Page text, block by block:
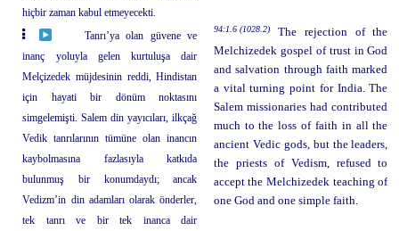
hiçbir zaman kabul etmeyecekti.
Tanrı’ya olan güvene ve
inanç yoluyla gelen kurtuluşa dair
Melçizedek müjdesinin reddi, Hindistan
için hayati bir dönüm noktasını
simgelemişti. Salem din yayıcıları, ilkçağ
Vedik tanrılarının tümüne olan inancın
kaybolmasına fazlasıyla katkıda
bulunmuş bir konumdaydı; ancak
Vedizm’in din adamları olarak önderler,
tek tanrı ve bir tek inanca dair
94:1.6 (1028.2)
The rejection of the
Melchizedek gospel of trust in God
and salvation through faith marked
a vital turning point for India. The
Salem missionaries had contributed
much to the loss of faith in all the
ancient Vedic gods, but the leaders,
the priests of Vedism, refused to
accept the Melchizedek teaching of
one God and one simple faith.